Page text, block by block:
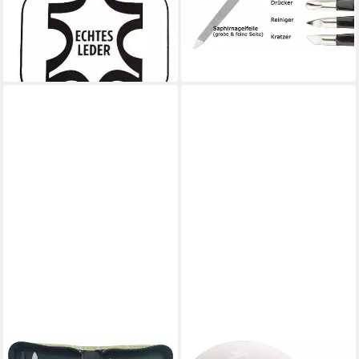
Qualität, Echtleder-Etui,
Gehärteter Stahl
-56%
lieferbar - in 4-5 Werktagen bei dir
+8
lieferbar - in 6-7 Werktagen bei dir